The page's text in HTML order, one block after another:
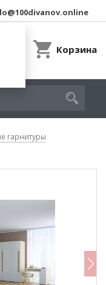
Корзина
гарнитуры